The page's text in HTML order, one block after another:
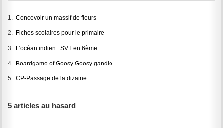
1.Concevoir un massif de fleurs
2. Fiches scolaires pour le primaire
3. L’océan indien : SVT en 6ème
4. Boardgame of Goosy Goosy gandle
5.CP-Passage de la dizaine
5 articles au hasard